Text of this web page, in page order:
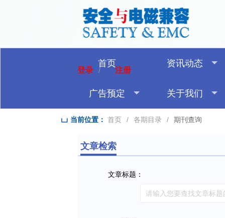
登录 / 注册
首页 资讯动态
广告预定 关于我们
当前位置： 首页 / 各期目录 / 期刊查询
文章检索
文章标题：